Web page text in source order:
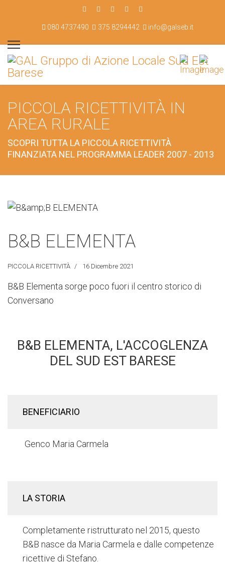
080 4737490 375 8294442 info@galseb.it
PICCOLA RICETTIVITÀ IN
AREA RURALE
SCOPRI TUTTA LA PICCOLA RICETTIVITÀ
FINANZIATA NEL PROGRAMMA LEADER 2007 - 2013
B&B ELEMENTA
PICCOLA RICETTIVITÀ 16 Dicembre 2021
B&B Elementa sorge poco fuori il centro storico di
Conversano
B&B ELEMENTA, L'ACCOGLENZA
DEL SUD EST BARESE
BENEFICIARIO
Genco Maria Carmela
LA STORIA
Completamente ristrutturato nel 2015, questo
B&B nasce da Maria Carmela e dalle competenze
ricettive di Stefano.